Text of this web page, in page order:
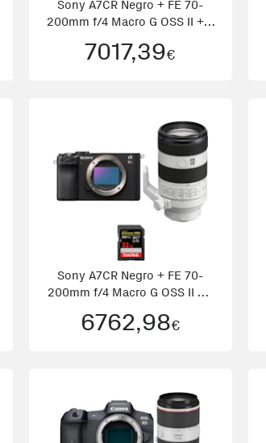
Sony A7CR Negro + FE 70-
200mm f/4 Macro G OSS II + 2
7017,39€
Sony A7CR Negro + FE 70-
200mm f/4 Macro G OSS II + 1
6762,98€